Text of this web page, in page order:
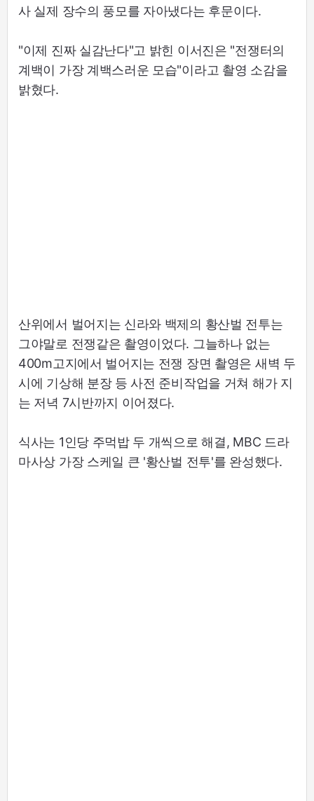
사 실제 장수의 풍모를 자아냈다는 후문이다.
"이제 진짜 실감난다"고 밝힌 이서진은 "전쟁터의
계백이 가장 계백스러운 모습"이라고 촬영 소감을
밝혔다.
산위에서 벌어지는 신라와 백제의 황산벌 전투는
그야말로 전쟁같은 촬영이었다. 그늘하나 없는
400m고지에서 벌어지는 전쟁 장면 촬영은 새벽 두
시에 기상해 분장 등 사전 준비작업을 거쳐 해가 지
는 저녁 7시반까지 이어졌다.
식사는 1인당 주먹밥 두 개씩으로 해결, MBC 드라
마사상 가장 스케일 큰 '황산벌 전투'를 완성했다.